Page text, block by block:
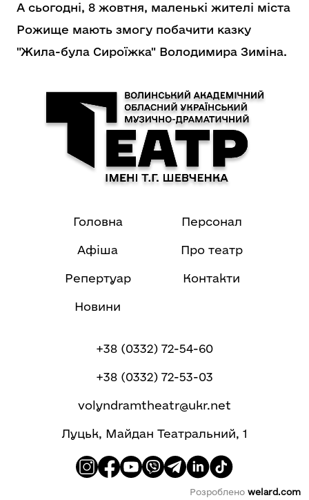
А сьогодні, 8 жовтня, маленькі жителі міста
Рожище мають змогу побачити казку
"Жила-була Сироїжка" Володимира Зиміна.
Головна
Афіша
Репертуар
Новини
Персонал
Про театр
Контакти
+38 (0332) 72-54-60
+38 (0332) 72-53-03
volyndramtheatr@ukr.net
Луцьк, Майдан Театральний, 1
Розроблено welard.com